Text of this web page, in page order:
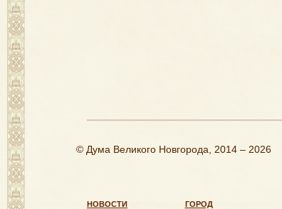
© Дума Великого Новгорода, 2014 – 2026
НОВОСТИ
ГОРОД